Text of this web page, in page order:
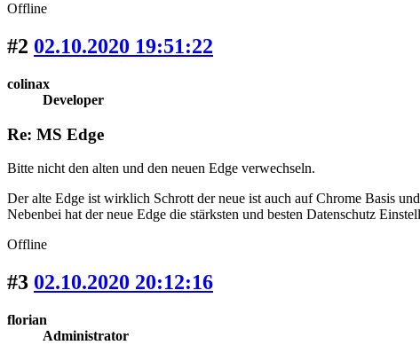
Offline
#2 02.10.2020 19:51:22
colinax
Developer
Re: MS Edge
Bitte nicht den alten und den neuen Edge verwechseln.
Der alte Edge ist wirklich Schrott der neue ist auch auf Chrome Basis
Nebenbei hat der neue Edge die stärksten und besten Datenschutz
Offline
#3 02.10.2020 20:12:16
florian
Administrator